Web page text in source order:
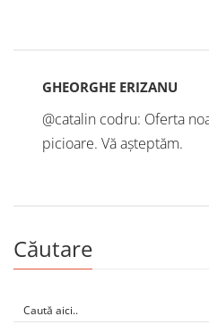
GHEORGHE ERIZANU
@catalin codru: Oferta
picioare. Vă așteptăm.
Căutare